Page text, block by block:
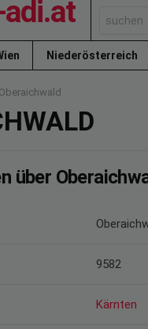
for:
Niederösterreich
Oberaichwald
über
9582
Kärnten